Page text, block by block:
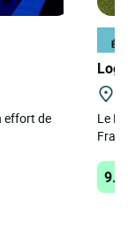
effort de
Le